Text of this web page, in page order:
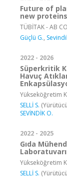
Future of
new proteins
TÜBİTAK - AB
Güçlü G.,
2022 - 2026
Süperkritik
Havuç
Yükseköğretim
SELLİ S.
SEVİNDİK O.
2022 - 2025
Gıda
Yükseköğretim
SELLİ S.